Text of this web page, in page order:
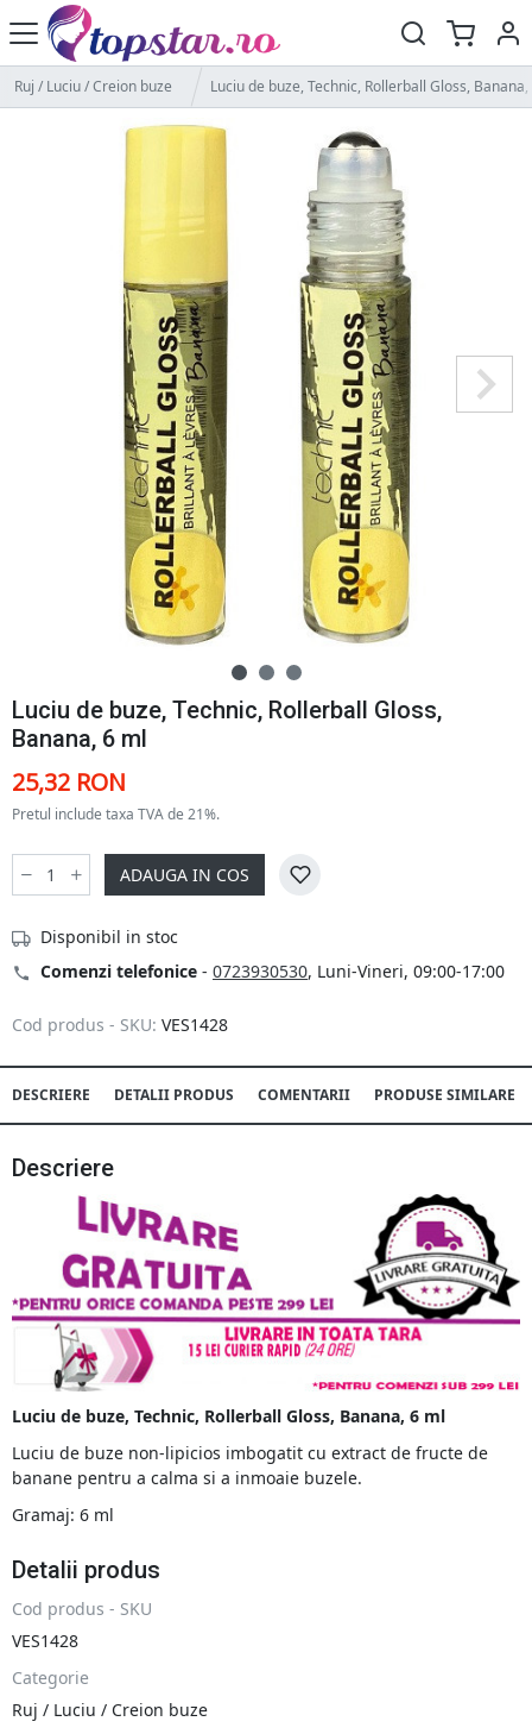
Ruj / Luciu / Creion buze Luciu de buze, Technic, Rollerball Gloss,
Luciu de buze, Technic, Rollerball Gloss,
Banana, 6 ml
25,32 RON
Pretul include taxa TVA de 21%.
ADAUGA IN COS
Disponibil in stoc
Comenzi telefonice - 0723930530, Luni-Vineri, 09:00-17:00
Cod produs - SKU: VES1428
DESCRIERE DETALII PRODUS COMENTARII PRODUSE SIMILARE
Descriere
Luciu de buze, Technic, Rollerball Gloss, Banana, 6 ml
Luciu de buze non-lipicios imbogatit cu extract de fructe de
banane pentru a calma si a inmoaie buzele.
Gramaj: 6 ml
Detalii produs
Cod produs - SKU
VES1428
Categorie
Ruj / Luciu / Creion buze